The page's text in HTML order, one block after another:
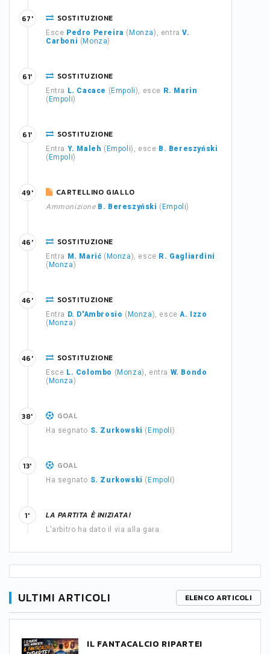
SOSTITUZIONE
Esce Pedro Pereira ( Monza), entraV.
Carboni ( Monza)
67'
SOSTITUZIONE
Entra L. Cacace ( Empoli), esce R. Marin
( Empoli)
61'
SOSTITUZIONE
Entra Y. Maleh ( Empoli), esce B. Bereszyński
( Empoli)
61'
CARTELLINO GIALLO
Ammonizione B. Bereszyński ( Empoli)
49'
SOSTITUZIONE
Entra M. Marić ( Monza), esce R. Gagliardini
( Monza)
46'
SOSTITUZIONE
Entra D. D'Ambrosio ( Monza), esceA. Izzo
( Monza)
46'
SOSTITUZIONE
Esce L. Colombo ( Monza), entra W. Bondo
( Monza)
46'
GOAL
Ha segnato S. Zurkowski ( Empoli)
38'
GOAL
Ha segnato S. Zurkowski ( Empoli)
13'
LA PARTITA È INIZIATA!
L'arbitro ha dato il via alla gara.
1'
ULTIMI ARTICOLI ELENCO ARTICOLI
IL FANTACALCIO RIPARTE!